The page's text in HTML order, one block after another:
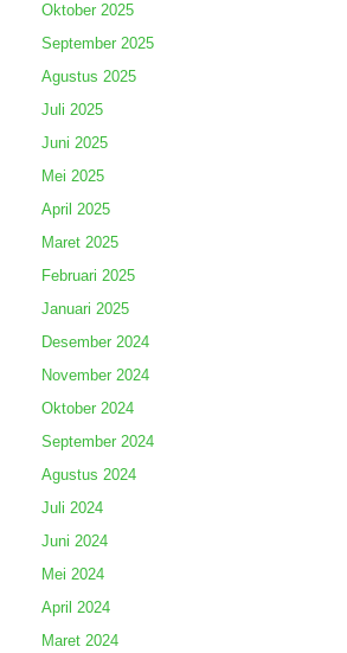
Oktober 2025
September 2025
Agustus 2025
Juli 2025
Juni 2025
Mei 2025
April 2025
Maret 2025
Februari 2025
Januari 2025
Desember 2024
November 2024
Oktober 2024
September 2024
Agustus 2024
Juli 2024
Juni 2024
Mei 2024
April 2024
Maret 2024